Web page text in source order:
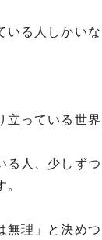
いる人しかいな
立っている世界
る人、少しずつ
無理」と決めつ